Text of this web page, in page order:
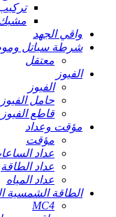
واقي الجهد
شرطة سياتل
معتقل
الفيوز
الفيوز
حامل الفيوز
قاطع الفيوز
مؤقت وعداد
مؤقت
عداد
عداد الطاقة
عداد المياه
الطاقة الشمسية
MC4